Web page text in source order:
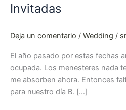
Invitadas
Deja un comentario / Wedding /
El año pasado por estas fechas
ocupada. Los menesteres nada
me absorben ahora. Entonces
para nuestro día B. […]